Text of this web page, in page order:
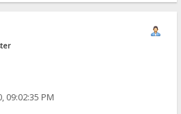
09:02:35 PM